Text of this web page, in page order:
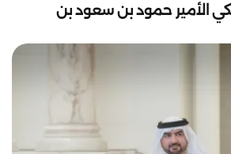
الأمير حمود بن سعود بن